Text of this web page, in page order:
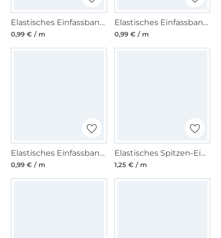
Elastisches Einfassband matt, lila
0,99 € / m
Elastisches Einfassband matt, dunkelrot
0,99 € / m
Elastisches Einfassband matt, maisgelb
0,99 € / m
Elastisches Spitzen-Einfassband mit Stickerei, aqua 12 mm
1,25 € / m